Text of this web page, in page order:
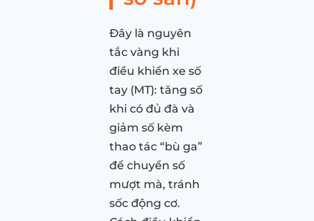
Đây là nguyên
tắc vàng khi
điều khiển xe số
tay (MT): tăng số
khi có đủ đà và
giảm số kèm
thao tác “bù ga”
để chuyển số
mượt mà, tránh
sốc động cơ.